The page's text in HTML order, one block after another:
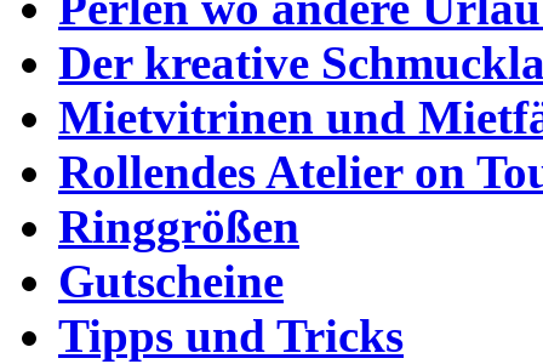
Der kreative
Mietvitrinen und
Rollendes Atelier on
Ringgrößen
Gutscheine
Tipps und Tricks